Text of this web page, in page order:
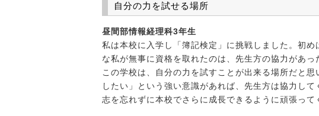
自分の力を試せる場所
昼間部情報経理科3年生
私は本校に入学し「簿記検定」に挑戦しました。初
な私が無事に資格を取れたのは、先生方の協力があっ
この学校は、自分の力を試すことが出来る場所だと
したい」という強い意識があれば、先生方は協力し
志を忘れずに本校でさらに成長できるように頑張って